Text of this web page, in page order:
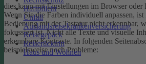
Haftpflicht
Unfall
Auslandsreisekrankenversicherung
Reisegepäck
Reiserücktritt
Haus und Wohnen
dies kann mit Einstellungen im Browser oder
Wenn Sie die Farben individuell anpassen,
Bedienung mit der Tastatur nicht erkennbar,
fokussiert ist.Nicht alle Texte und visuelle
erkennbare Kontraste. In folgenden
beispielsweise noch Probleme: